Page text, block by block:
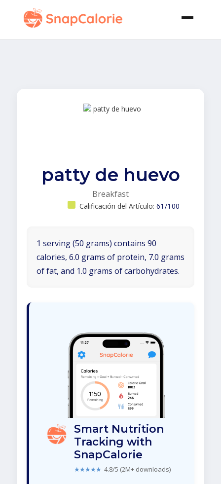
patty de huevo
Breakfast
Calificación del Artículo: 61/100
1 serving (50 grams) contains 90
calories, 6.0 grams of protein, 7.0 grams
of fat, and 1.0 grams of carbohydrates.
Smart Nutrition
Tracking with
SnapCalorie
★★★★★ 4.8/5 (2M+ downloads)